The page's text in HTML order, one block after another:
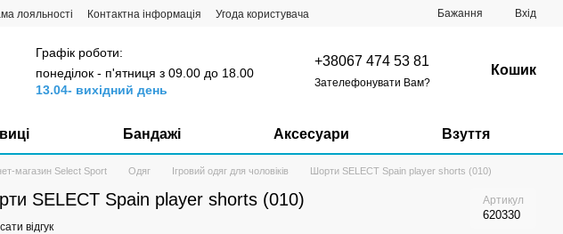
лояльності Контактна інформація Угода користувача Бажання Вхід
Графік роботи:
понеділок - п'ятниця з 09.00 до 18.00
13.04- вихідний день
+38067 474 53 81
Зателефонувати Вам?
Кошик
Бандажі Аксесуари Взуття
магазин Select Sport Одяг Ігровий одяг для чоловіків Шорти SELECT Spain player shorts (010)
SELECT Spain player shorts (010) Артикул
620330
відгук